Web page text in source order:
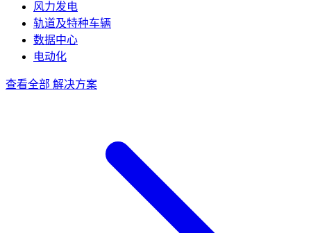
风力发电
轨道及特种车辆
数据中心
电动化
查看全部 解决方案